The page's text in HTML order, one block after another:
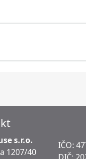
s.r.o.
1207/40
IČO: